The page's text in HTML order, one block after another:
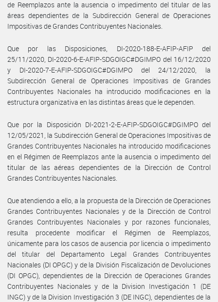
de Reemplazos ante la ausencia o impedimento del titular de las
áreas dependientes de la Subdirección General de Operaciones
Impositivas de Grandes Contribuyentes Nacionales.
Que por las Disposiciones, DI-2020-188-E-AFIP-AFIP del
25/11/2020, DI-2020-6-E-AFIP-SDGOIGC#DGIMPO del 16/12/2020
y DI-2020-7-E-AFIP-SDGOIGC#DGIMPO del 24/12/2020, la
Subdirección General de Operaciones Impositivas de Grandes
Contribuyentes Nacionales ha introducido modificaciones en la
estructura organizativa en las distintas áreas que le dependen.
Que por la Disposición DI-2021-2-E-AFIP-SDGOIGC#DGIMPO del
12/05/2021, la Subdirección General de Operaciones Impositivas de
Grandes Contribuyentes Nacionales ha introducido modificaciones
en el Régimen de Reemplazos ante la ausencia o impedimento del
titular de las aéreas dependientes de la Dirección de Control
Grandes Contribuyentes Nacionales.
Que atendiendo a ello, a la propuesta de la Dirección de Operaciones
Grandes Contribuyentes Nacionales y de la Dirección de Control
Grandes Contribuyentes Nacionales y por razones funcionales,
resulta procedente modificar el Régimen de Reemplazos,
únicamente para los casos de ausencia por licencia o impedimento
del titular del Departamento Legal Grandes Contribuyentes
Nacionales (DI OPGC) y de la División Fiscalización de Devoluciones
(DI OPGC), dependientes de la Dirección de Operaciones Grandes
Contribuyentes Nacionales y de la Division Investigación 1 (DE
INGC) y de la Division Investigación 3 (DE INGC), dependientes de la